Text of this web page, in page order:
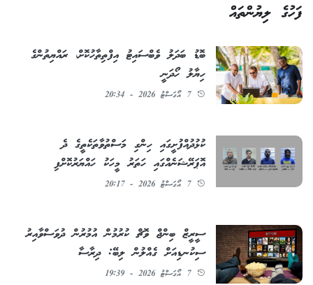
ފަހުގެ ލިޔުންތައް
ބޮޑު ބަދަލު ވެބްސައިޓު އިފްތިތާހުކޮށް، ރައްޔިތުންގެ
ހިޔާލު ހޯދަނީ
7 އޯގަސްޓު 2026 - 20:34
ކުޅުދުއްފުށީގައި ހިންގި މަސްތުވާތަކެތީގެ ދެ
އޮޕަރޭޝަނެއްގައި ހަތަރު މީހަކު ހައްޔަރުކޮށްފި
7 އޯގަސްޓު 2026 - 20:17
ސީރީޒް ބިންޖް ވޮޗް ކުރުމުން އުމުރުން ދުވަސްވާއިރު
ސިކުނޑިއަށް ގެއްލުން ލިބޭ: ދިރާސާ
7 އޯގަސްޓު 2026 - 19:39